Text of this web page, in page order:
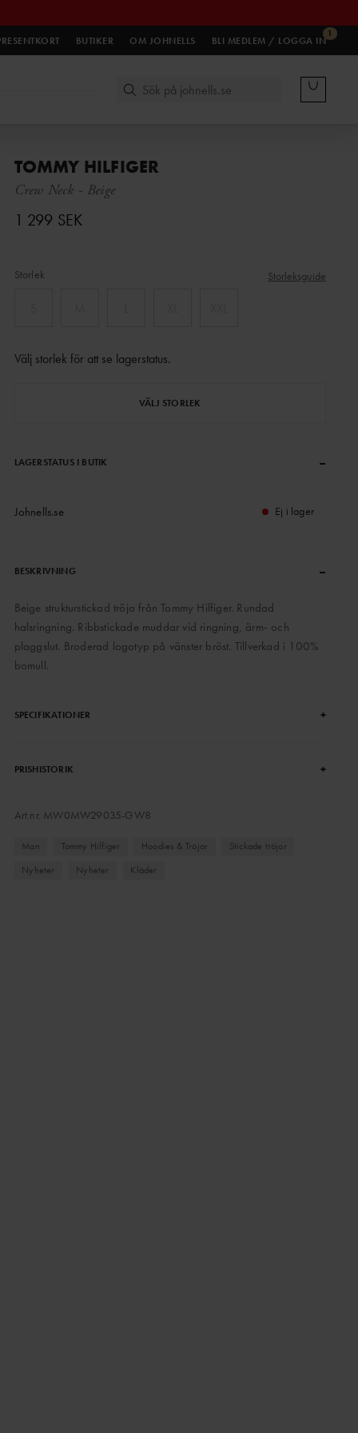
BUTIKER OM JOHNELLS
1
BLI MEDLEM / LOGGA IN
TOMMY HILFIGER
Crew Neck - Beige
1 299 SEK
Storlek Storleksguide
Välj storlek för att se lagerstatus.
VÄLJ STORLEK
LAGERSTATUS I BUTIK –
Johnells.se Ej i lager
BESKRIVNING –
Beige strukturstickad tröja från Tommy Hilfiger. Rundad
halsringning. Ribbstickade muddar vid ringning, ärm- och
plaggslut. Broderad logotyp på vänster bröst. Tillverkad i 100%
bomull.
SPECIFIKATIONER +
PRISHISTORIK +
Art.nr. MW0MW29035-GW8
Man Tommy Hilfiger Hoodies & Tröjor
Stickade tröjor
Nyheter
Nyheter Kläder